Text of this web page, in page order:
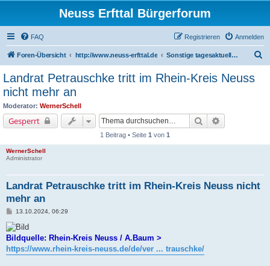
Neuss Erfttal Bürgerforum
FAQ Anmelden
Registrieren
Foren-Übersicht http://www.neuss-erfttal.de Sonstige tagesaktuelle Mitteilungen
Landrat Petrauschke tritt im Rhein-Kreis Neuss
nicht mehr an
Moderator: WernerSchell
Gesperrt Suche
1 Beitrag • Seite 1 von 1
WernerSchell
Administrator
Landrat Petrauschke tritt im Rhein-Kreis Neuss nicht
mehr an
B
i
t
r
a
g
13.10.2024, 06:29
Bildquelle: Rhein-Kreis Neuss / A.Baum >
https://www.rhein-kreis-neuss.de/de/ver ... trauschke/